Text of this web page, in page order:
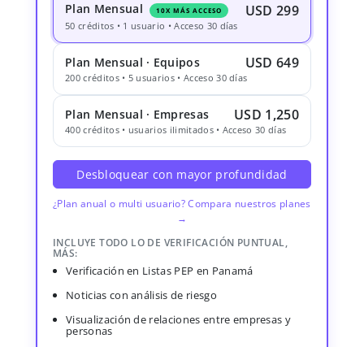
Plan Mensual 10X MÁS ACCESO USD 299
50 créditos • 1 usuario • Acceso 30 días
Plan Mensual · Equipos USD 649
200 créditos • 5 usuarios • Acceso 30 días
Plan Mensual · Empresas USD 1,250
400 créditos • usuarios ilimitados • Acceso 30 días
Desbloquear con mayor profundidad
¿Plan anual o multi usuario? Compara nuestros planes
→
INCLUYE TODO LO DE VERIFICACIÓN PUNTUAL,
MÁS:
Verificación en Listas PEP en Panamá
Noticias con análisis de riesgo
Visualización de relaciones entre empresas y
personas